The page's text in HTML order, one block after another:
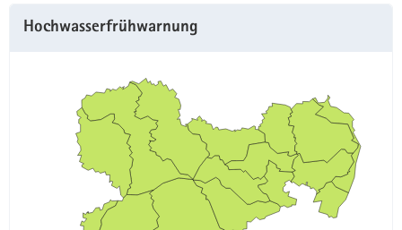
Hochwasserfrühwarnung